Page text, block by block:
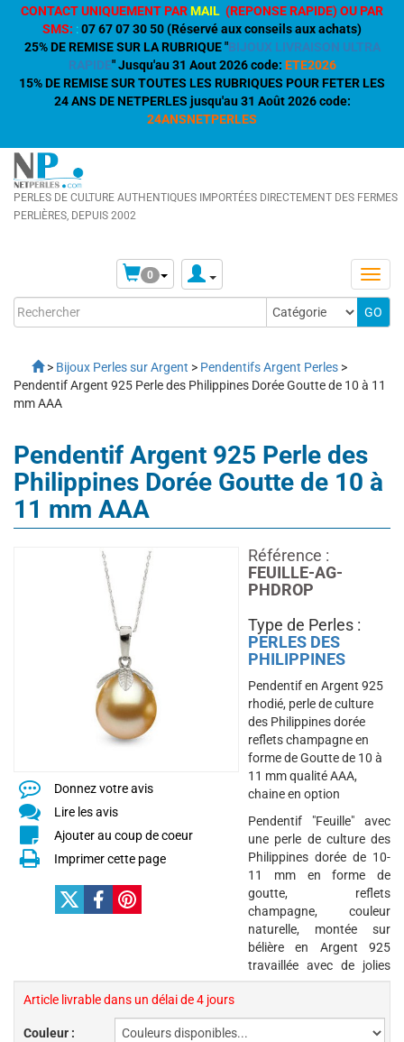
CONTACT UNIQUEMENT PARMAIL (REPONSE RAPIDE) OU PAR
SMS: :07 67 07 30 50 (Réservé aux conseils aux achats)
25% DE REMISE SUR LA RUBRIQUE "BIJOUX LIVRAISON ULTRA
RAPIDE" Jusqu'au 31 Aout 2026 code: ETE2026
15% DE REMISE SUR TOUTES LES RUBRIQUES POUR FETER LES
24 ANS DE NETPERLES jusqu'au 31 Août 2026 code:
24ANSNETPERLES
PERLES DE CULTURE AUTHENTIQUES IMPORTÉES DIRECTEMENT DES FERMES
PERLIÈRES, DEPUIS 2002
0
> Bijoux Perles sur Argent > Pendentifs Argent Perles >
Pendentif Argent 925 Perle des Philippines Dorée Goutte de 10 à 11
mm AAA
Pendentif Argent 925 Perle des
Philippines Dorée Goutte de 10 à
11 mm AAA
Donnez votre avis
Lire les avis
Ajouter au coup de coeur
Imprimer cette page
Article livrable dans un délai de 4 jours
Couleur :
Référence :
FEUILLE-AG-
PHDROP
Type de Perles :
PERLES DES
PHILIPPINES
Pendentif en Argent 925
rhodié, perle de culture
des Philippines dorée
reflets champagne en
forme de Goutte de 10 à
11 mm qualité AAA,
chaine en option
Pendentif "Feuille" avec
une perle de culture des
Philippines dorée de 10-
11 mm en forme de
goutte, reflets
champagne, couleur
naturelle, montée sur
bélière en Argent 925
travaillée avec de jolies